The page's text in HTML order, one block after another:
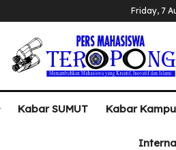
Friday, 7
Kabar SUMUT Kabar